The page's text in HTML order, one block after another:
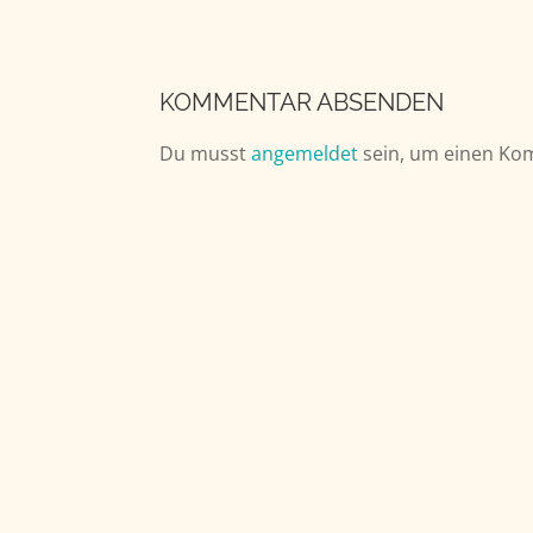
KOMMENTAR ABSENDEN
Du musstangemeldet sein, um einen